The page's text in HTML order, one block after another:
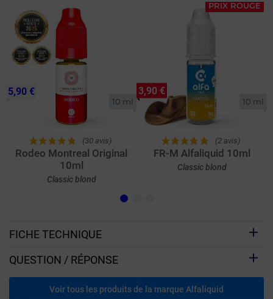
10 ml
(30 avis)
Rodeo Montreal Original
10ml
Classic blond
5,90 €
PRIX ROUGE
10 ml
(2 avis)
FR-M Alfaliquid 10ml
Classic blond
3,90 €
FICHE TECHNIQUE
QUESTION / RÉPONSE
Voir tous les produits de la marque Alfaliquid